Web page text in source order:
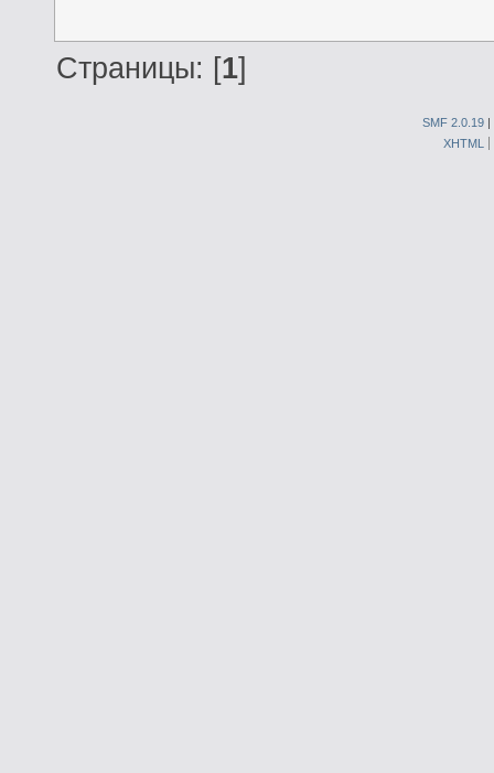
Страницы: [1]
SMF 2.0.19 |
XHTML